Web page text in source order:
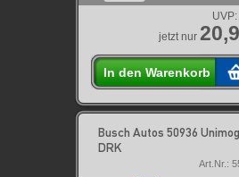
UVP:
jetzt nur
In den Warenkorb
Busch Autos 50936
DRK
Art.Nr.: